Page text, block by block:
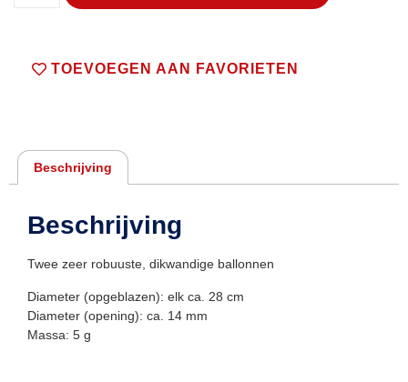
TOEVOEGEN AAN FAVORIETEN
Beschrijving
Beschrijving
Twee zeer robuuste, dikwandige ballonnen
Diameter (opgeblazen): elk ca. 28 cm
Diameter (opening): ca. 14 mm
Massa: 5 g